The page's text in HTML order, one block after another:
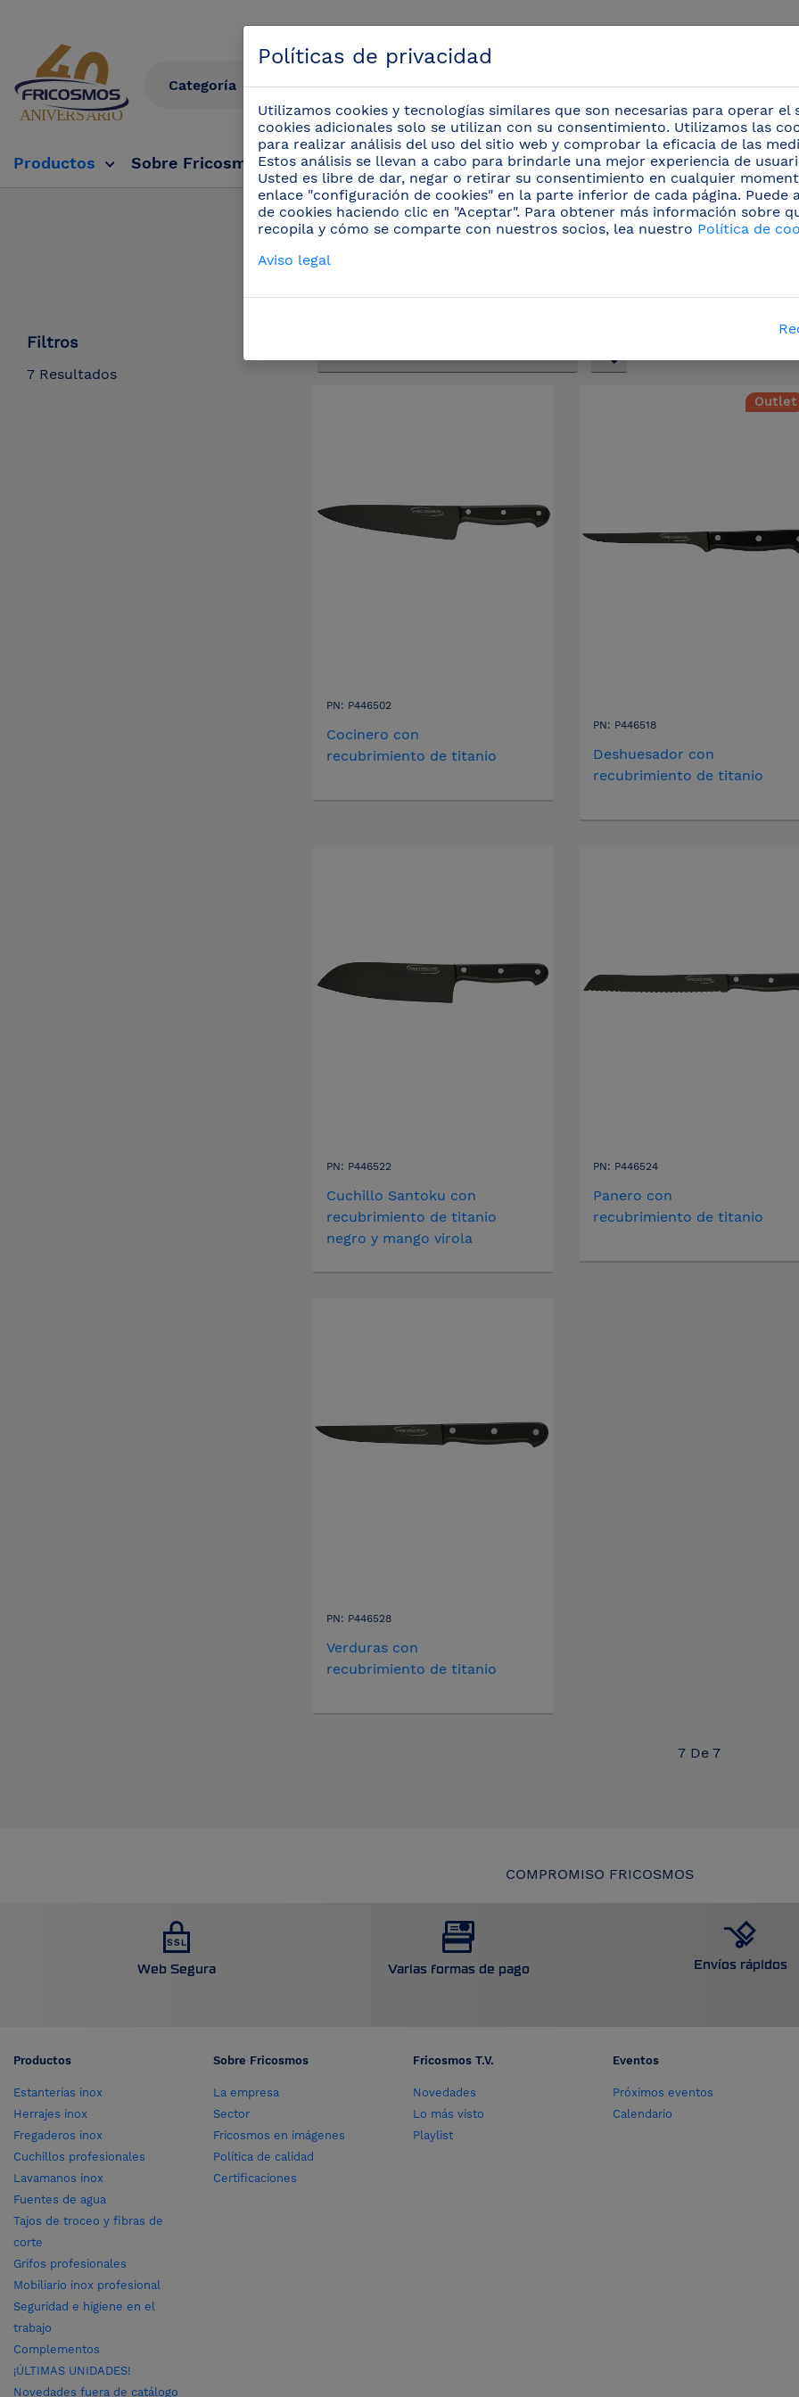
Productos Sobre Fricosmos Fricosmos Tv Eventos
Productos / Cuchillos profesionales / Cuchillos de
Filtros
7 Resultados
PN: P446502
Cocinero con
recubrimiento de titanio
Outlet
PN: P446518
Deshuesador con
recubrimiento de titanio
PN: P446522
Cuchillo Santoku con
recubrimiento de titanio
negro y mango virola
PN: P446524
Panero con
recubrimiento de titanio
PN: P446528
Verduras con
recubrimiento de titanio
7 De 7
COMPROMISO FRICOSMOS
Web Segura Varias formas de pago Envíos rápidos
Productos
Estanterías inox
Herrajes inox
Fregaderos inox
Cuchillos profesionales
Lavamanos inox
Fuentes de agua
Tajos de troceo y fibras de
corte
Grifos profesionales
Mobiliario inox profesional
Seguridad e higiene en el
trabajo
Complementos
¡ÚLTIMAS UNIDADES!
Novedades fuera de catálogo
Sobre Fricosmos
La empresa
Sector
Fricosmos en imágenes
Política de calidad
Certificaciones
Fricosmos T.V.
Novedades
Lo más visto
Playlist
Eventos
Próximos eventos
Calendario
Políticas de privacidad
Utilizamos cookies y tecnologías similares que son necesarias para operar el
cookies adicionales solo se utilizan con su consentimiento. Utilizamos las
para realizar análisis del uso del sitio web y comprobar la eficacia de las
Estos análisis se llevan a cabo para brindarle una mejor experiencia de
Usted es libre de dar, negar o retirar su consentimiento en cualquier
enlace "configuración de cookies" en la parte inferior de cada página. Puede
de cookies haciendo clic en "Aceptar". Para obtener más información sobre
recopila y cómo se comparte con nuestros socios, lea nuestro Política de
Aviso legal